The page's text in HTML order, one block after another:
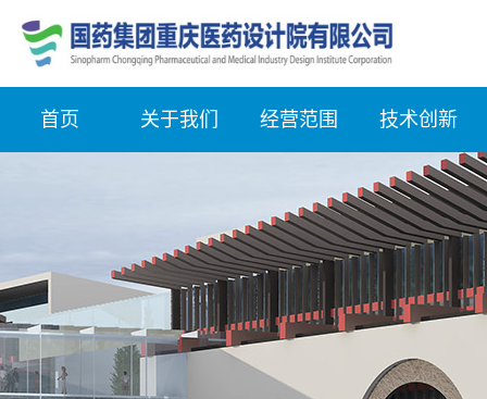
首页 关于我们 经营范围 技术创新